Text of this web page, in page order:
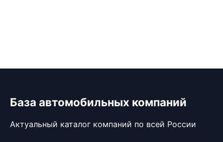
База автомобильных компаний
Актуальный каталог компаний по всей России